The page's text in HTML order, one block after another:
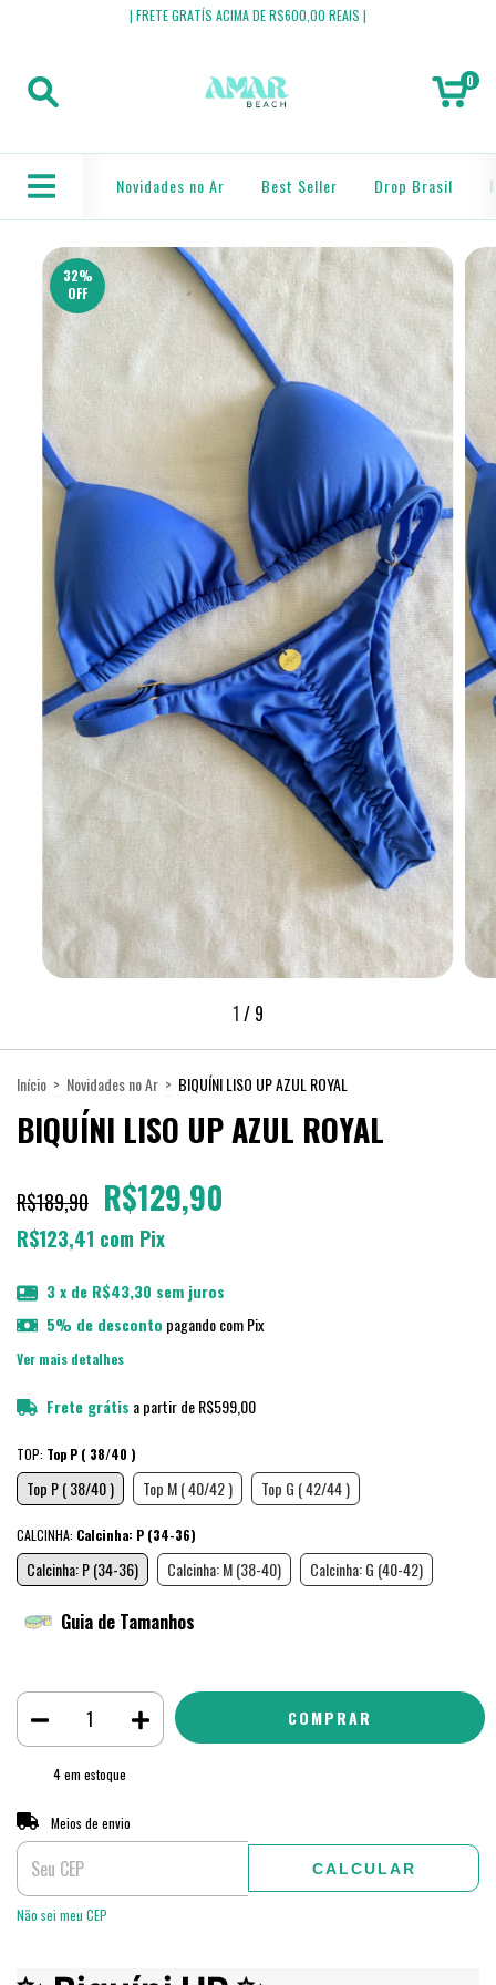
| FRETE GRATÍS ACIMA DE R$600,00 REAIS |
0
Novidades no Ar Best Seller Drop Brasil
32%
OFF
1 / 9
Início > Novidades no Ar > BIQUÍNI LISO UP AZUL ROYAL
BIQUÍNI LISO UP AZUL ROYAL
R$189,90 R$129,90
R$123,41 com Pix
3 x de R$43,30 sem juros
5% de desconto pagando com Pix
Ver mais detalhes
Frete grátis a partir deR$599,00
TOP: Top P ( 38/40 )
Top P ( 38/40 ) Top M ( 40/42 ) Top G ( 42/44 )
CALCINHA: Calcinha: P (34-36)
Calcinha: P (34-36) Calcinha: M (38-40) Calcinha: G (40-42)
Guia de Tamanhos
4em estoque
Entregas para o CEP:
Meios de envio
CALCULAR
Não sei meu CEP